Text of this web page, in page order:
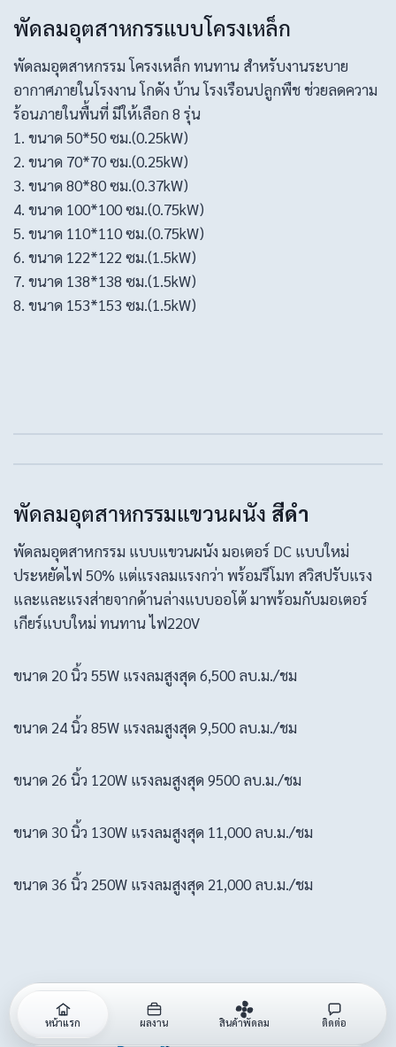
พัดลมอุตสาหกรรแบบโครงเหล็ก
พัดลมอุตสาหกรรม โครงเหล็ก ทนทาน สำหรับงานระบาย
อากาศภายในโรงงาน โกดัง บ้าน โรงเรือนปลูกพืช ช่วยลดความ
ร้อนภายในพื้นที่ มีให้เลือก 8 รุ่น
1. ขนาด 50*50 ซม.(0.25kW)
2. ขนาด 70*70 ซม.(0.25kW)
3. ขนาด 80*80 ซม.(0.37kW)
4. ขนาด 100*100 ซม.(0.75kW)
5. ขนาด 110*110 ซม.(0.75kW)
6. ขนาด 122*122 ซม.(1.5kW)
7. ขนาด 138*138 ซม.(1.5kW)
8. ขนาด 153*153 ซม.(1.5kW)
พัดลมอุตสาหกรรมแขวนผนัง สีดำ
พัดลมอุตสาหกรรม แบบแขวนผนัง มอเตอร์ DC แบบใหม่
ประหยัดไฟ 50% แต่แรงลมแรงกว่า พร้อมรีโมท สวิสปรับแรง
และและแรงส่ายจากด้านล่างแบบออโต้ มาพร้อมกับมอเตอร์
เกียร์แบบใหม่ ทนทาน ไฟ220V
ขนาด 20 นิ้ว 55W แรงลมสูงสุด 6,500 ลบ.ม./ชม
ขนาด 24 นิ้ว 85W แรงลมสูงสุด 9,500 ลบ.ม./ชม
ขนาด 26 นิ้ว 120W แรงลมสูงสุด 9500 ลบ.ม./ชม
ขนาด 30 นิ้ว 130W แรงลมสูงสุด 11,000 ลบ.ม./ชม
ขนาด 36 นิ้ว 250W แรงลมสูงสุด 21,000 ลบ.ม./ชม
หน้าแรก ผลงาน สิ้นค้าพัดลม ติดต่อ